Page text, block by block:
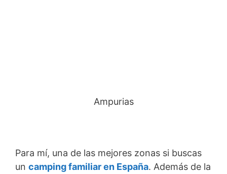
Ampurias
Para mí, una de las mejores zonas si buscas
un camping familiar en España. Además de la